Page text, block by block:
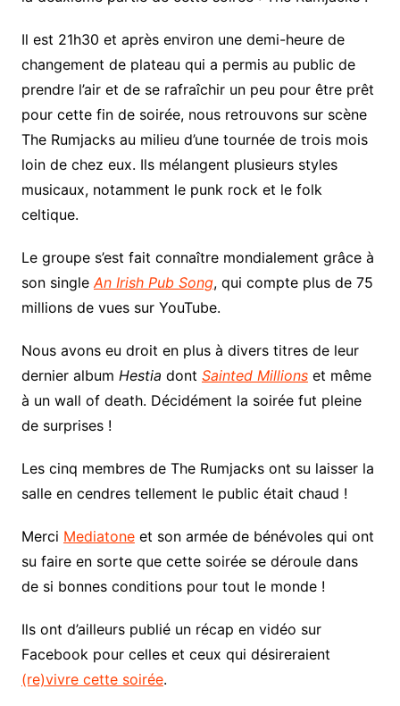
Il est 21h30 et après environ une demi-heure de
changement de plateau qui a permis au public de
prendre l’air et de se rafraîchir un peu pour être prêt
pour cette fin de soirée, nous retrouvons sur scène
The Rumjacks au milieu d’une tournée de trois mois
loin de chez eux. Ils mélangent plusieurs styles
musicaux, notamment le punk rock et le folk
celtique.
Le groupe s’est fait connaître mondialement grâce à
son single An Irish Pub Song, qui compte plus de 75
millions de vues sur YouTube.
Nous avons eu droit en plus à divers titres de leur
dernier album Hestia dont Sainted Millions et même
à un wall of death. Décidément la soirée fut pleine
de surprises !
Les cinq membres de The Rumjacks ont su laisser la
salle en cendres tellement le public était chaud !
Merci Mediatoneet son armée de bénévoles qui ont
su faire en sorte que cette soirée se déroule dans
de si bonnes conditions pour tout le monde !
Ils ont d’ailleurs publié un récap en vidéo sur
Facebook pour celles et ceux qui désireraient
(re)vivre cette soirée.